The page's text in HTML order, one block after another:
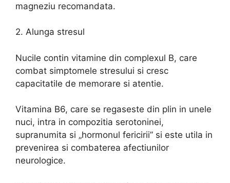
magneziu recomandata.
2. Alunga stresul
Nucile contin vitamine din complexul B, care
combat simptomele stresului si cresc
capacitatile de memorare si atentie.
Vitamina B6, care se regaseste din plin in unele
nuci, intra in compozitia serotoninei,
supranumita si „hormonul fericirii” si este utila in
prevenirea si combaterea afectiunilor
neurologice.